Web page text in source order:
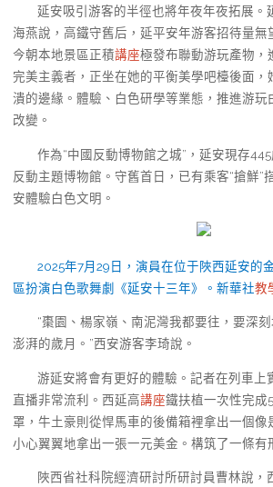
延安吸引游客的半徑也將年夜年夜拓展。
海燕說，高鐵守舊后，延平安年游客招待量無
今朝本地景區正積講座極發布聯動游玩產物，
完美主義者，正坐在她的平衡美學吧檯後面，
潰的邊緣。體驗、白色研學等業態，推進游玩
改變。
作為“中國反動博物館之城”，延安現存
反動主題博物館。守舊首日，已有乘客“搶鮮”
安體驗白色文明。
2025年7月29日，演員在位于陜西延安的
區扮演白色歌舞劇《延安十三年》。新華社教
“棗園、楊家嶺、南泥灣我都要往，要深
澎湃的歲月。”西安游客李琦說。
游延安將會有更好的體驗。記者在列車上
直播非常流利。西延高講座鐵扶植一次性完成
罩，牛土豪則從悍馬車的後備箱裡拿出一個像
小心翼翼地拿出一張一元美金。構筑了一條有
陜西省社科院經濟研討所研討員曹林說，